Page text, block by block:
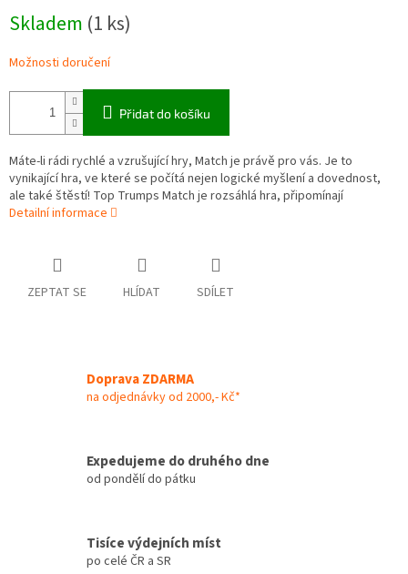
cena:
Skladem (1 ks)
Možnosti doručení
Přidat do košíku
Máte-li rádi rychlé a vzrušující hry, Match je právě pro vás. Je to
vynikající hra, ve které se počítá nejen logické myšlení a dovednost,
ale také štěstí! Top Trumps Match je rozsáhlá hra, připomínají
Detailní informace
ZEPTAT SE HLÍDAT SDÍLET
Doprava ZDARMA
na odjednávky od 2000,- Kč*
Expedujeme do druhého dne
od pondělí do pátku
Tisíce výdejních míst
po celé ČR a SR